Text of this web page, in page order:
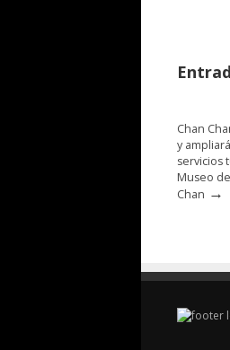
Chan
y
servicios
Museo
Chan →